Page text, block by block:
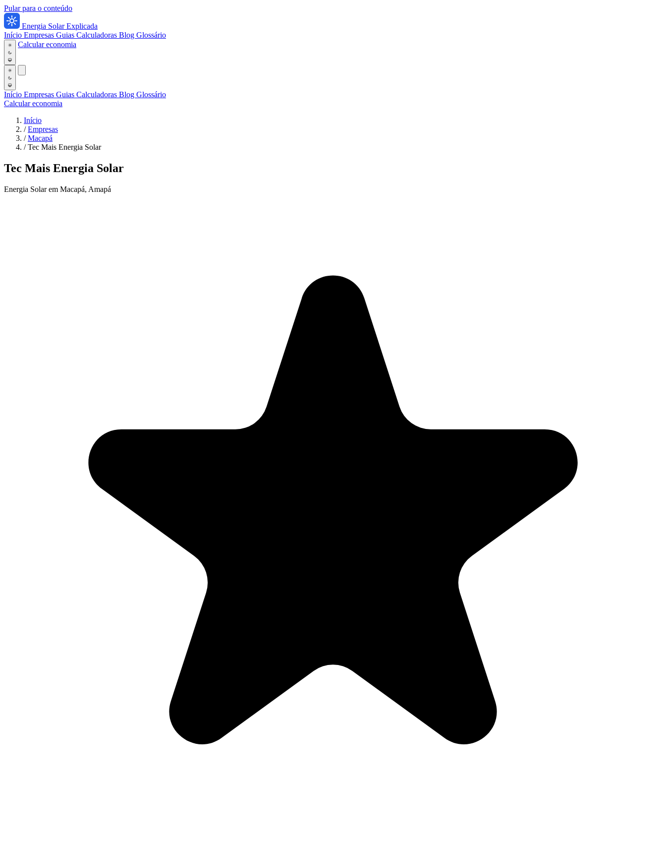
Pular para o conteúdo
Energia Solar Explicada
Início Empresas Guias Calculadoras Blog Glossário
Calcular economia
Início Empresas Guias Calculadoras Blog Glossário
Calcular economia
Início
/ Empresas
/ Macapá
/ Tec Mais Energia Solar
Tec Mais Energia Solar
Energia Solar em Macapá, Amapá